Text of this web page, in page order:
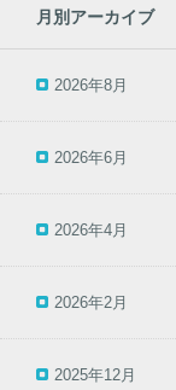
月別アーカイブ
2026年8月
2026年6月
2026年4月
2026年2月
2025年12月